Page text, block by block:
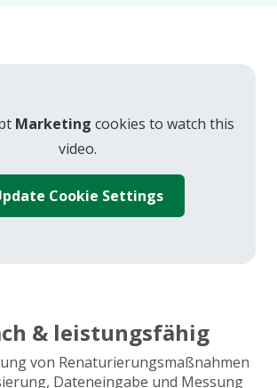
Marketing cookies to watch this
video.
Cookie Settings
& leistungsfähig
von Renaturierungsmaßnahmen
Dateneingabe und Messung